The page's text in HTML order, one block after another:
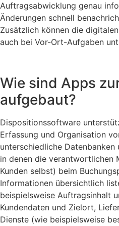
Auftragsabwicklung genau
Änderungen schnell
Zusätzlich können die
auch bei Vor-Ort-Aufgaben
Wie sind Apps
aufgebaut?
Dispositionssoftware
Erfassung und Organisation
unterschiedliche
in denen die verantwortlichen
Kunden selbst) beim
Informationen übersichtlich
beispielsweise Auftragsinhalt
Kundendaten und Zielort,
Dienste (wie beispielsweise